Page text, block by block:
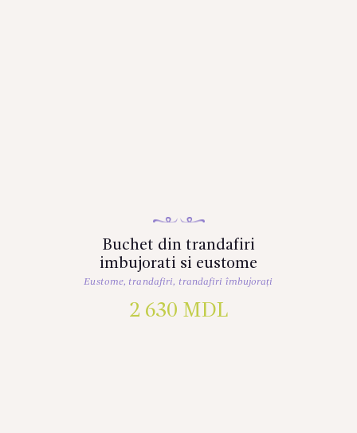
Buchet din trandafiri
imbujorati si eustome
Eustome, trandafiri, trandafiri îmbujorați
2 630 MDL